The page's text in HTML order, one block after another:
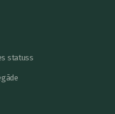
statuss